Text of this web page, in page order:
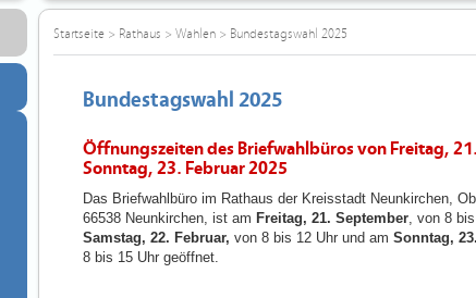
Startseite> Rathaus > Wahlen> Bundestagswahl 2025
Bundestagswahl 2025
Öffnungszeiten des Briefwahlbüros von Freitag,
Sonntag, 23. Februar 2025
Das Briefwahlbüro im Rathaus der Kreisstadt Neunkirchen,
66538 Neunkirchen, ist am Freitag, 21. September, von 8
Samstag, 22. Februar, von 8 bis 12 Uhr und am Sonntag,
8 bis 15 Uhr geöffnet.